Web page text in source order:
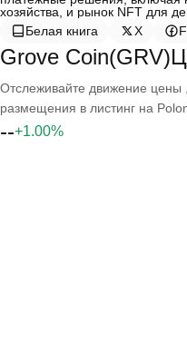
хозяйства, и рынок NFT для
Белая книга
X
Grove
Отслеживайте движение цены
размещения в листинг на
--+1.00%